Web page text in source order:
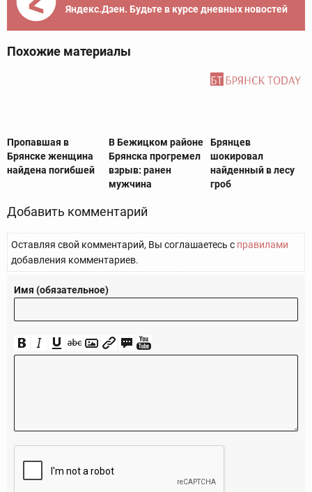
Яндекс.Дзен. Будьте в курсе дневных новостей
Похожие материалы
Пропавшая в
Брянске женщина
найдена погибшей
В Бежицком районе
Брянска прогремел
взрыв: ранен
мужчина
Брянцев
шокировал
найденный в лесу
гроб
Добавить комментарий
Оставляя свой комментарий, Вы соглашаетесь с правилами
добавления комментариев.
Имя (обязательное)